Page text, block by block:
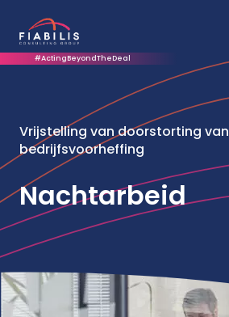
#ActingBeyondTheDeal
Vrijstelling van doorstorting van
bedrijfsvoorheffing
Nachtarbeid